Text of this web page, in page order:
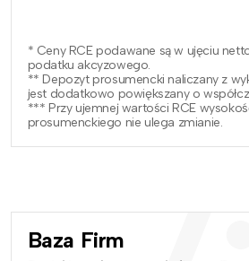
* Ceny RCE podawane są w ujęciu
podatku akcyzowego.
** Depozyt prosumencki naliczany z
jest dodatkowo powiększany o
*** Przy ujemnej wartości RCE
prosumenckiego nie ulega zmianie.
Baza Firm